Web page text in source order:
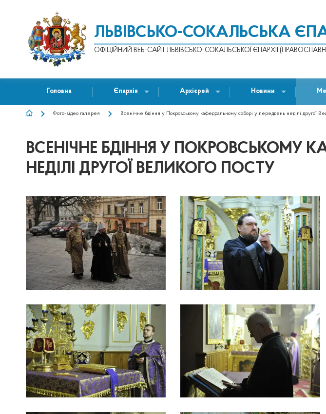
ЛЬВІВСЬКО-СОКАЛЬСЬКА
ОФІЦІЙНИЙ ВЕБ-САЙТ ЛЬВІВСЬКО-СОКАЛЬСЬКОЇ ЄПАРХІЇ
Головна Єпархія Архієрей Новини
РЯДОК
НАВІҐАЦІЇ
Фото-відео галерея Всенічне бдіння у Покровському кафедральному соборі у переддень неділі другої
ВСЕНІЧНЕ БДІННЯ У ПОКРОВСЬКОМУ
НЕДІЛІ ДРУГОЇ ВЕЛИКОГО ПОСТУ